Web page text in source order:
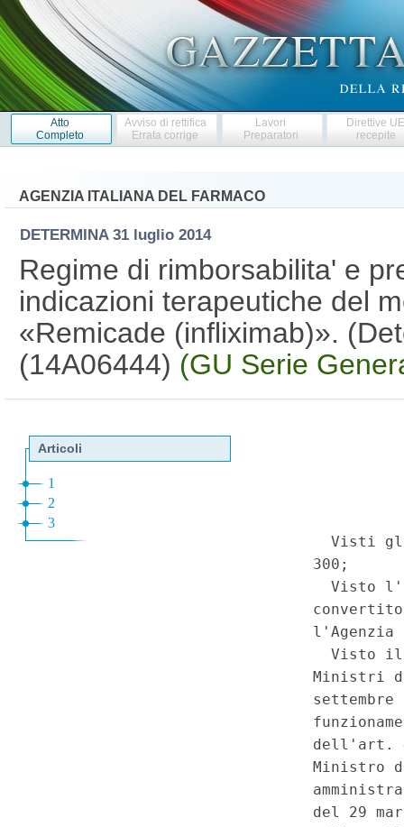
Atto
Completo
Avviso di rettifica
Errata corrige
Lavori
Preparatori
Direttive
recepite
AGENZIA ITALIANA DEL FARMACO
DETERMINA 31 luglio 2014
Regime di rimborsabilita' e
indicazioni terapeutiche del
«Remicade (infliximab)».
(14A06444) (GU Serie